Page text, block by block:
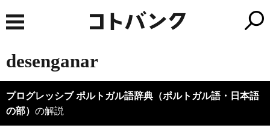
desenganar
プログレッシブ ポルトガル語辞典（ポルトガル語・日本語
の部） の解説